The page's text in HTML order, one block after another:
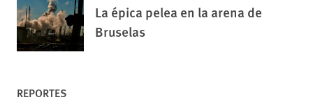
La épica pelea en la arena de
Bruselas
REPORTES